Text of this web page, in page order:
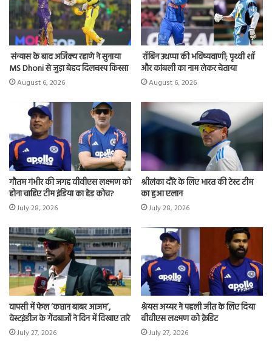
संन्यास के बाद अजिंक्‍य रहाणे ने सुनाया
MS Dhoni से जुड़ा बेहद दिलचस्प किस्सा
August 6, 2026
रॉबिन उथप्पा की भविष्यवाणी; पृथ्वी शॉ
और कांबली का नाम लेकर चेताया
August 6, 2026
गौतम गंभीर की जगह वीवीएस लक्ष्मण को
होना चाहिए टीम इंडिया का हेड कोच?
July 28, 2026
श्रीलंका दौरे के लिए भारत की टेस्ट टीम
का हुआ एलान
July 28, 2026
वापसी में फेल ‘कप्तान बाबर आजम’,
वेस्टइंडीज के गेंदबाजों ने दिन में दिखाए तारे
July 27, 2026
श्रेयस अय्यर ने पहली जीत के लिए दिया
वीवीएस लक्ष्मण को क्रेडिट
July 27, 2026